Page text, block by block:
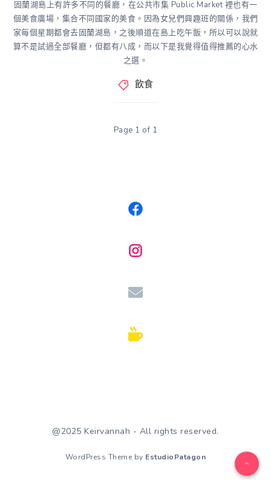
固蘭湖島上有許多不同的餐廳，在公共市集 Public Market 裡也有一
個美食廣場，集合不同國家的美食。因為女兒們興趣班的關係，我們
家每個星期都會去固蘭湖島，之後順道在島上吃午飯，所以可以說就
算不是試過全部餐廳，但都有八成，而以下是我覺得值得推薦的心水
之選。
飲食
Page 1 of 1
@2025 Keirvannah - All rights reserved.
WordPress Theme by EstudioPatagon